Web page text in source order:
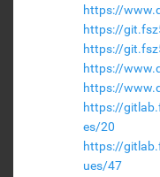
https://
https://
https://
https://
https://
https://
es/20
https://
ues/47